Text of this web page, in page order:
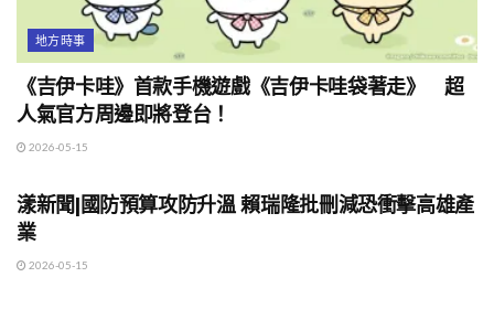
地方時事
《吉伊卡哇》首款手機遊戲《吉伊卡哇袋著走》 超
人氣官方周邊即將登台！
2026-05-15
漾新聞|國防預算攻防升溫 賴瑞隆批刪減恐衝擊高雄產
業
2026-05-15